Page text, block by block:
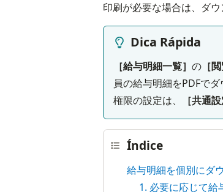
印刷が必要な場合は、ダウ
Dica Rápida
［給与明細一覧］ の ［
員の給与明細をPDFでダ
権限の設定は、
［共通設
Índice
給与明細を個別にダ
1. 必要に応じて給